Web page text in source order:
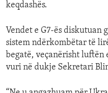
keqdashës.
Vendet e G7-ës diskutuan
sistem ndërkombëtar të
begatë, veçanërisht luftën
vuri në dukje Sekretari